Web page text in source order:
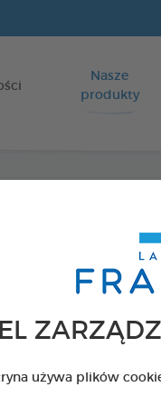
używa plików
Nasze
produkty